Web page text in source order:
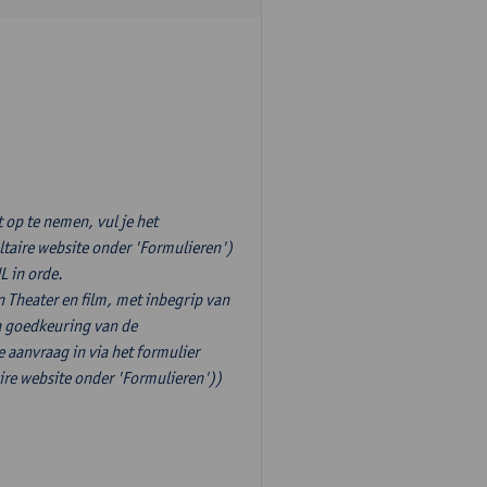
op te nemen, vul je het
website onder 'Formulieren')
in orde.
Theater en film, met inbegrip van
van de
aanvraag in via het formulier
website onder 'Formulieren'))